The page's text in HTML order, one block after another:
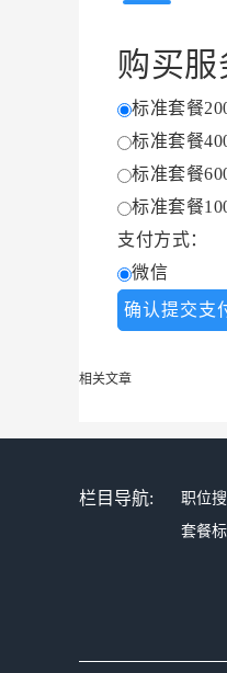
购买服
标准套餐
标准套餐
标准套餐
标准套餐
支付方式：
微信
相关文章
栏目导航: 职位
套餐